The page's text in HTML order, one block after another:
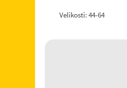
Velikosti: 44-64